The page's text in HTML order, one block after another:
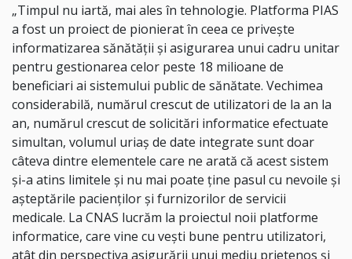
„Timpul nu iartă, mai ales în tehnologie. Platforma PIAS
a fost un proiect de pionierat în ceea ce privește
informatizarea sănătății și asigurarea unui cadru unitar
pentru gestionarea celor peste 18 milioane de
beneficiari ai sistemului public de sănătate. Vechimea
considerabilă, numărul crescut de utilizatori de la an la
an, numărul crescut de solicitări informatice efectuate
simultan, volumul uriaș de date integrate sunt doar
câteva dintre elementele care ne arată că acest sistem
și-a atins limitele și nu mai poate ține pasul cu nevoile și
așteptările pacienților și furnizorilor de servicii
medicale. La CNAS lucrăm la proiectul noii platforme
informatice, care vine cu vești bune pentru utilizatori,
atât din perspectiva asigurării unui mediu prietenos și